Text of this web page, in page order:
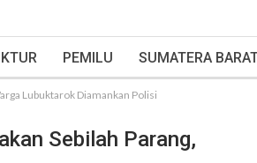
PEMILU SUMATERA
Lubuktarok Diamankan Polisi
Sebilah Parang,